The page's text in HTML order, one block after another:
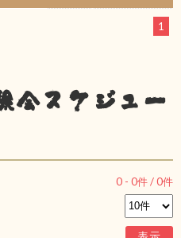
1
会スケジュー
0 - 0件 /0件